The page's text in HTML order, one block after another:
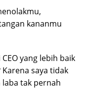
kananmu
yang lebih baik
Karena saya tidak
tak pernah